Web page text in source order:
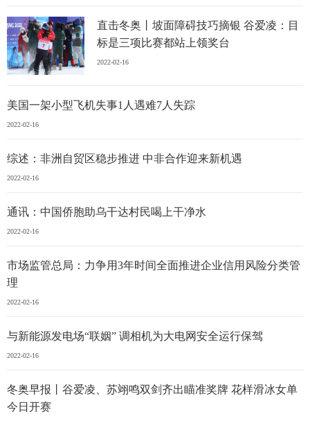
直击冬奥丨坡面障碍技巧摘银 谷爱凌：目
标是三项比赛都站上领奖台
2022-02-16
美国一架小型飞机失事1人遇难7人失踪
2022-02-16
综述：非洲自贸区稳步推进 中非合作迎来新机遇
2022-02-16
通讯：中国侨胞助乌干达村民喝上干净水
2022-02-16
市场监管总局：力争用3年时间全面推进企业信用风险分类管
理
2022-02-16
与新能源发电场“联姻” 调相机为大电网安全运行保驾
2022-02-16
冬奥早报丨谷爱凌、苏翊鸣双剑齐出瞄准奖牌 花样滑冰女单
今日开赛